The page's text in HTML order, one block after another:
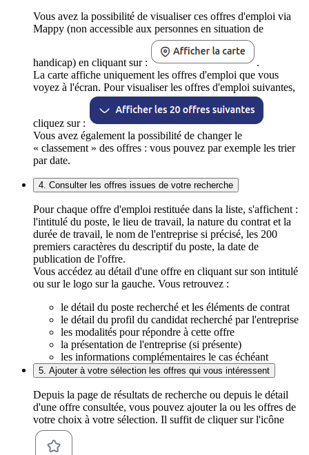
Vous avez la possibilité de visualiser ces offres d'emploi via
Mappy (non accessible aux personnes en situation de
handicap) en cliquant sur :
.
La carte affiche uniquement les offres d'emploi que vous
voyez à l'écran. Pour visualiser les offres d'emploi suivantes,
cliquez sur :
Vous avez également la possibilité de changer le
« classement » des offres : vous pouvez par exemple les trier
par date.
4. Consulter les offres issues de votre recherche
Pour chaque offre d'emploi restituée dans la liste, s'affichent :
l'intitulé du poste, le lieu de travail, la nature du contrat et la
durée de travail, le nom de l'entreprise si précisé, les 200
premiers caractères du descriptif du poste, la date de
publication de l'offre.
Vous accédez au détail d'une offre en cliquant sur son intitulé
ou sur le logo sur la gauche. Vous retrouvez :
le détail du poste recherché et les éléments de contrat
le détail du profil du candidat recherché par l'entreprise
les modalités pour répondre à cette offre
la présentation de l'entreprise (si présente)
les informations complémentaires le cas échéant
5. Ajouter à votre sélection les offres qui vous intéressent
Depuis la page de résultats de recherche ou depuis le détail
d'une offre consultée, vous pouvez ajouter la ou les offres de
votre choix à votre sélection. Il suffit de cliquer sur l'icône